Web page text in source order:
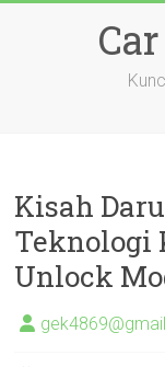
Kisah
Teknologi
Unlock